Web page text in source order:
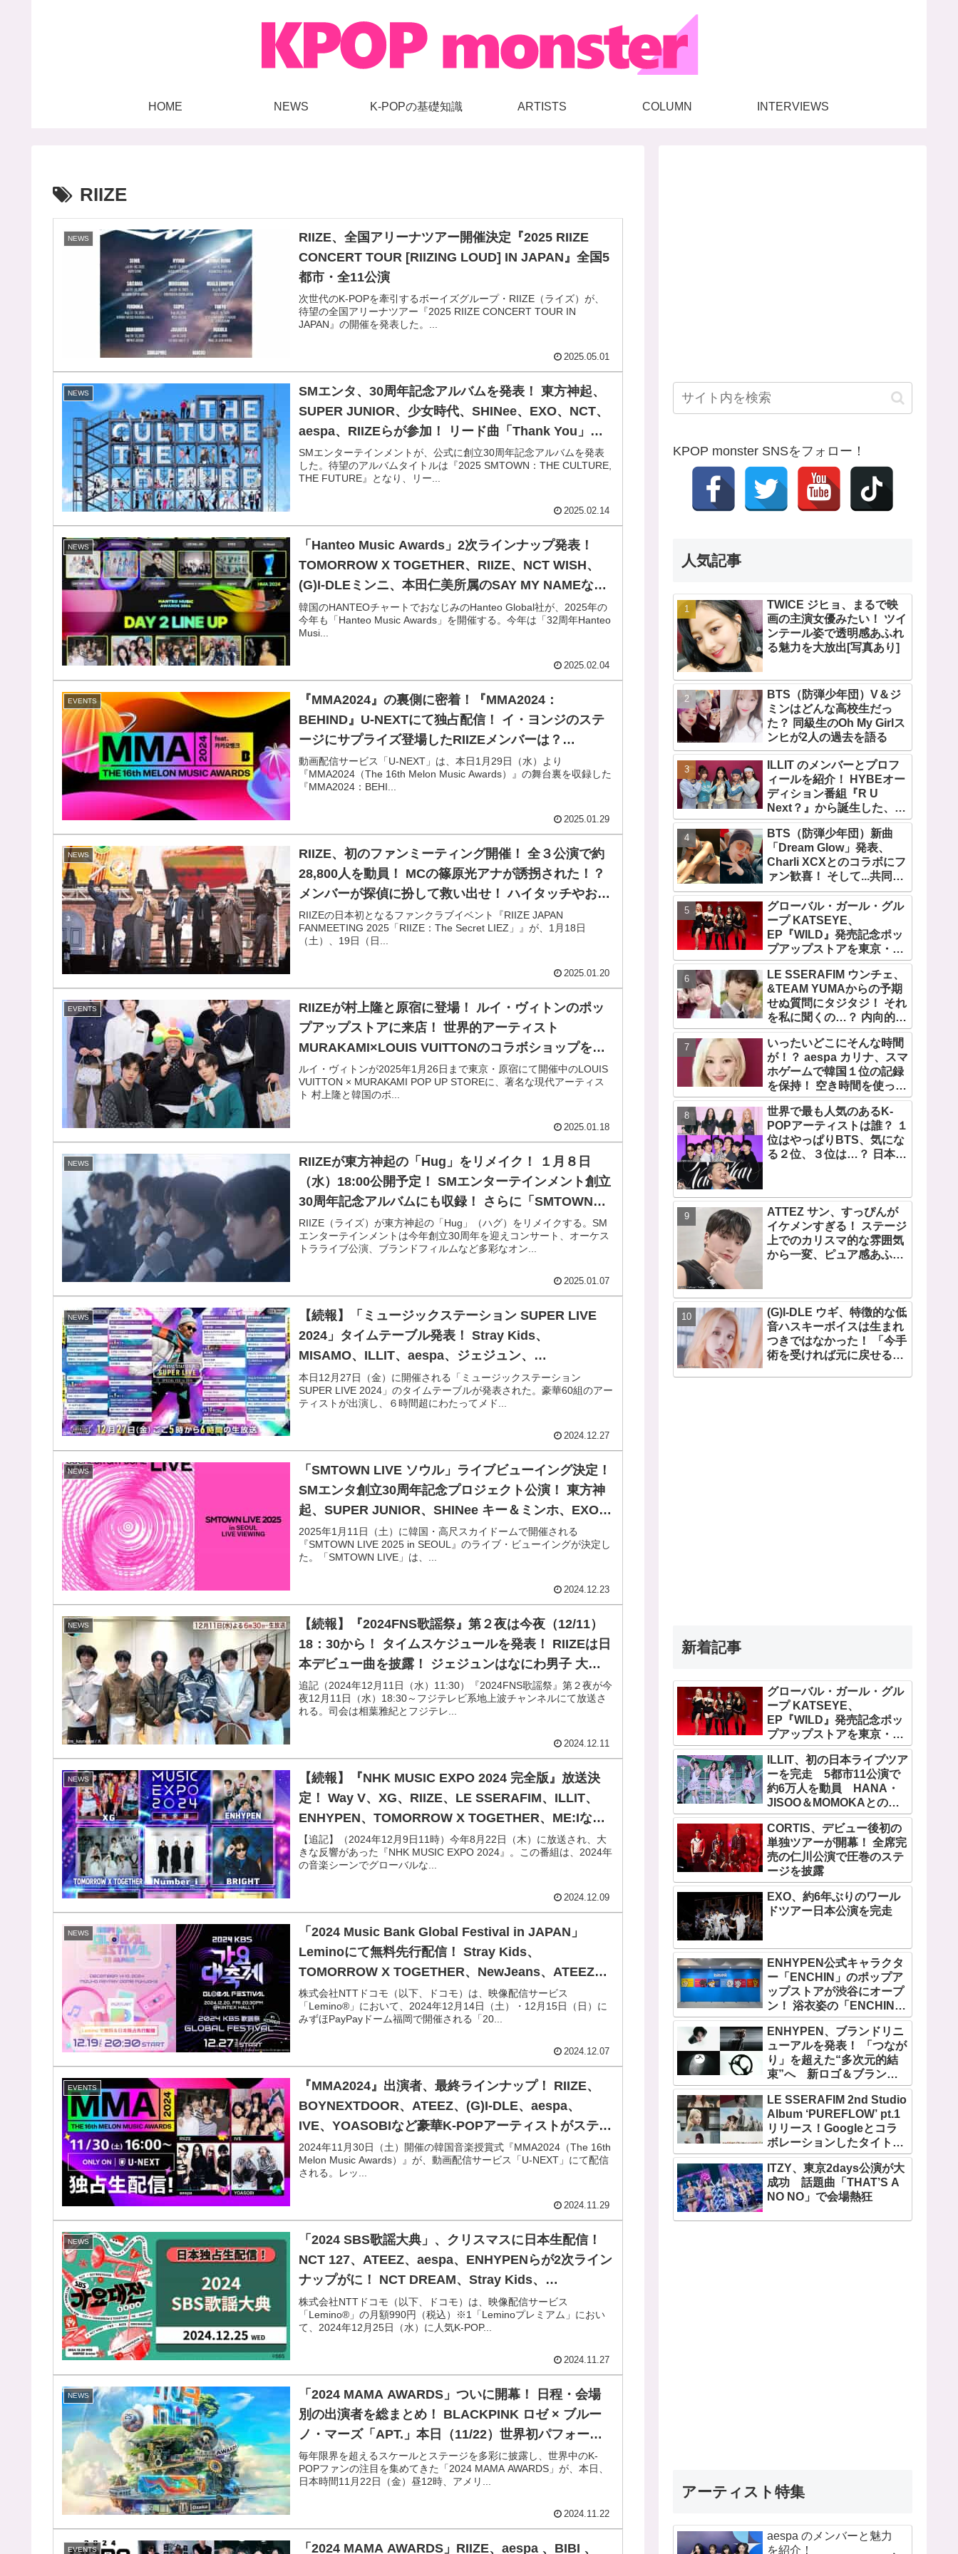
HOME NEWS K-POPの基礎知識 ARTISTS COLUMN INTERVIEWS
RIIZE
NEWS
RIIZE、全国アリーナツアー開催決定『2025 RIIZE
CONCERT TOUR [RIIZING LOUD] IN JAPAN』全国5
都市・全11公演
次世代のK-POPを牽引するボーイズグループ・RIIZE（ライズ）が、
待望の全国アリーナツアー『2025 RIIZE CONCERT TOUR IN
JAPAN』の開催を発表した。...
2025.05.01
NEWS
SMエンタ、30周年記念アルバムを発表！ 東方神起、
SUPER JUNIOR、少女時代、SHINee、EXO、NCT、
aespa、RIIZEらが参加！ リード曲「Thank You」を
公開！ トラックリストには故ジョンヒョンの「End
Of A Day」も
SMエンターテインメントが、公式に創立30周年記念アルバムを発表
した。待望のアルバムタイトルは『2025 SMTOWN：THE CULTURE,
THE FUTURE』となり、リー...
2025.02.14
NEWS
「Hanteo Music Awards」2次ラインナップ発表！
TOMORROW X TOGETHER、RIIZE、NCT WISH、
(G)I-DLEミンニ、本田仁美所属のSAY MY NAMEなど
出演決定！ ヨンジュンはソロでもパフォーマンス！
DAY１とDAY２の出演リストも公表
韓国のHANTEOチャートでおなじみのHanteo Global社が、2025年の
今年も「Hanteo Music Awards」を開催する。今年は「32周年Hanteo
Musi...
2025.02.04
EVENTS
『MMA2024』の裏側に密着！『MMA2024：
BEHIND』U-NEXTにて独占配信！ イ・ヨンジのステ
ージにサプライズ登場したRIIZEメンバーは？
aespa、(G)I-DLE、IVE、ATEEZ、BOYNEXTDOOR
などアーティストたちのリハーサル風景を公開
動画配信サービス「U-NEXT」は、本日1月29日（水）より
『MMA2024（The 16th Melon Music Awards）』の舞台裏を収録した
『MMA2024：BEHI...
2025.01.29
NEWS
RIIZE、初のファンミーティング開催！ 全３公演で約
28,800人を動員！ MCの篠原光アナが誘拐された！？
メンバーが探偵に扮して救い出せ！ ハイタッチやお手
振りなど、客席に降りてファンとの触れ合いを楽しむ
【ライブレポート】
RIIZEの日本初となるファンクラブイベント『RIIZE JAPAN
FANMEETING 2025「RIIZE：The Secret LIEZ」』が、1月18日
（土）、19日（日...
2025.01.20
EVENTS
RIIZEが村上隆と原宿に登場！ ルイ・ヴィトンのポッ
プアップストアに来店！ 世界的アーティスト
MURAKAMI×LOUIS VUITTONのコラボショップを、
村上隆本人がメンバーを案内！ アントン「とても不思
議な感じ」ソヒ「パンダがかわいい」
ルイ・ヴィトンが2025年1月26日まで東京・原宿にて開催中のLOUIS
VUITTON × MURAKAMI POP UP STOREに、著名な現代アーティス
ト 村上隆と韓国のボ...
2025.01.18
NEWS
RIIZEが東方神起の「Hug」をリメイク！ １月８日
（水）18:00公開予定！ SMエンターテインメント創立
30周年記念アルバムにも収録！ さらに「SMTOWN
LIVE 2025」で他の収録曲を披露…次はどのアーティ
ストが誰の曲をリメイクするのか？
RIIZE（ライズ）が東方神起の「Hug」（ハグ）をリメイクする。SM
エンターテインメントは今年創立30周年を迎えコンサート、オーケス
トラライブ公演、ブランドフィルムなど多彩なオン...
2025.01.07
NEWS
【続報】「ミュージックステーション SUPER LIVE
2024」タイムテーブル発表！ Stray Kids、
MISAMO、ILLIT、aespa、ジェジュン、
BOYNEXTDOOR、RIIZE、XG、INI、NiziUらが出演
予定！【全ラインナップ掲載】
本日12月27日（金）に開催される「ミュージックステーション
SUPER LIVE 2024」のタイムテーブルが発表された。豪華60組のアー
ティストが出演し、６時間超にわたってメド...
2024.12.27
NEWS
「SMTOWN LIVE ソウル」ライブビューイング決定！
SMエンタ創立30周年記念プロジェクト公演！ 東方神
起、SUPER JUNIOR、SHINee キー＆ミンホ、EXO
スホ＆チャンヨル、Red Velvet、NCT、aespa、RIIZE
など…豪華SMファミリー総出演
2025年1月11日（土）に韓国・高尺スカイドームで開催される
『SMTOWN LIVE 2025 in SEOUL』のライブ・ビューイングが決定し
た。「SMTOWN LIVE」は、...
2024.12.23
NEWS
【続報】『2024FNS歌謡祭』第２夜は今夜（12/11）
18：30から！ タイムスケジュールを発表！ RIIZEは日
本デビュー曲を披露！ ジェジュンはなにわ男子 大橋
和也とコラボ！ INI、LE SSERAFIMら出演【全出演
者・歌唱曲掲載】
追記（2024年12月11日（水）11:30）『2024FNS歌謡祭』第２夜が今
夜12月11日（水）18:30～フジテレビ系地上波チャンネルにて放送さ
れる。司会は相葉雅紀とフジテレ...
2024.12.11
NEWS
【続報】『NHK MUSIC EXPO 2024 完全版』放送決
定！ Way V、XG、RIIZE、LE SSERAFIM、ILLIT、
ENHYPEN、TOMORROW X TOGETHER、ME:Iなど
豪華アーティストが出演！ 前回より未公開映像を追加
し114分の拡大版に
【追記】（2024年12月9日11時）今年8月22日（木）に放送され、大
きな反響があった『NHK MUSIC EXPO 2024』。この番組は、2024年
の音楽シーンでグローバルな...
2024.12.09
NEWS
「2024 Music Bank Global Festival in JAPAN」
Leminoにて無料先行配信！ Stray Kids、
TOMORROW X TOGETHER、NewJeans、ATEEZ、
INIら出演！ MCはLE SSERAFIM ウンチェ他
株式会社NTTドコモ（以下、ドコモ）は、映像配信サービス
「Lemino®」において、2024年12月14日（土）・12月15日（日）に
みずほPayPayドーム福岡で開催される「20...
2024.12.07
EVENTS
『MMA2024』出演者、最終ラインナップ！ RIIZE、
BOYNEXTDOOR、ATEEZ、(G)I-DLE、aespa、
IVE、YOASOBIなど豪華K-POPアーティストがステー
ジへ！ 11月30日（土）U-NEXTにて配信
2024年11月30日（土）開催の韓国音楽授賞式『MMA2024（The 16th
Melon Music Awards）』が、動画配信サービス「U-NEXT」にて配信
される。レッ...
2024.11.29
NEWS
「2024 SBS歌謡大典」、クリスマスに日本生配信！
NCT 127、ATEEZ、aespa、ENHYPENらが2次ライン
ナップがに！ NCT DREAM、Stray Kids、
TOMORROW X TOGETHER、NewJeans、IVE、
ZEROBASEONE、RIIZEなど、豪華アーティストの祭
株式会社NTTドコモ（以下、ドコモ）は、映像配信サービス
「Lemino®」の月額990円（税込）※1「Leminoプレミアム」におい
て、2024年12月25日（水）に人気K-POP...
2024.11.27
NEWS
「2024 MAMA AWARDS」ついに開幕！ 日程・会場
別の出演者を総まとめ！ BLACKPINK ロゼ × ブルー
ノ・マーズ「APT.」本日（11/22）世界初パフォーマ
ンス！ TOMORROW X TOGETHER、ENHYPEN、
ZEROBASEONEのコラボステージも見逃せない
毎年限界を超えるスケールとステージを多彩に披露し、世界中のK-
POPファンの注目を集めてきた「2024 MAMA AWARDS」が、本日、
日本時間11月22日（金）昼12時、アメリ...
2024.11.22
EVENTS 「2024 MAMA AWARDS」RIIZE、aespa 、BIBI 、
KPOP monster SNSをフォロー！
人気記事
TWICE ジヒョ、まるで映
画の主演女優みたい！ ツイ
ンテール姿で透明感あふれ
る魅力を大放出[写真あり]
BTS（防弾少年団）V＆ジ
ミンはどんな高校生だっ
た？ 同級生のOh My Girlス
ンヒが2人の過去を語る
ILLIT のメンバーとプロフ
ィールを紹介！ HYBEオー
ディション番組『R U
Next？』から誕生した、日
本人のイロハとモカを含む
5人組ガールズグループ！
デビュー曲「Magnetic」が
いきなりの大ヒット
BTS（防弾少年団）新曲
「Dream Glow」発表、
Charli XCXとのコラボにフ
ァン歓喜！ そして...共同制
作者が明かすジミンへの思
い「彼の夢、そして彼の絶
望から生まれた歌」
グローバル・ガール・グル
ープ KATSEYE、
EP『WILD』発売記念ポッ
プアップストアを東京・原
宿で開催 限定グッズも登
場
LE SSERAFIM ウンチェ、
&TEAM YUMAからの予期
せぬ質問にタジタジ！ それ
を私に聞くの…？ 内向的で
あるからこそ答えに困る彼
女のリアクションがかわい
すぎる
いったいどこにそんな時間
が！？ aespa カリナ、スマ
ホゲームで韓国１位の記録
を保持！ 空き時間を使って
１万回ものミニゲームをク
リア「芸能人たちが時間が
ないと言っているのは全部
嘘」
世界で最も人気のあるK-
POPアーティストは誰？ １
位はやっぱりBTS、気にな
る２位、３位は…？ 日本の
の個性あふれるデータに注
目殺到
ATTEZ サン、すっぴんが
イケメンすぎる！ ステージ
上でのカリスマ的な雰囲気
から一変、ピュア感あふれ
(G)I-DLE ウギ、特徴的な低
音ハスキーボイスは生まれ
つきではなかった！ 「今手
術を受ければ元に戻せるけ
新着記事
グローバル・ガール・グル
ープ KATSEYE、
EP『WILD』発売記念ポッ
プアップストアを東京・原
宿で開催 限定グッズも登
場ILLIT、初の日本ライブツア
ーを完走 5都市11公演で
約6万人を動員 HANA・
JISOO＆MOMOKAとのス
ペシャルコラボも実現
CORTIS、デビュー後初の
単独ツアーが開幕！ 全席完
売の仁川公演で圧巻のステ
ージを披露
EXO、約6年ぶりのワール
ドツアー日本公演を完走
ENHYPEN公式キャラクタ
ー「ENCHIN」のポップア
ップストアが渋谷にオープ
ン！ 浴衣姿の「ENCHIN」
が登場
ENHYPEN、ブランドリニ
ューアルを発表！ 「つなが
り」を超えた“多次元的結
束”へ 新ロゴ＆ブランド
フィルム公開
LE SSERAFIM 2nd Studio
Album ‘PUREFLOW’ pt.1
リリース！Googleとコラ
ボレーションしたタイトル
曲「BOOMPALA」MVも公
開
ITZY、東京2days公演が大
成功 話題曲「THAT’S A
NO NO」で会場熱狂
アーティスト特集
aespa のメンバーと魅力
を紹介！